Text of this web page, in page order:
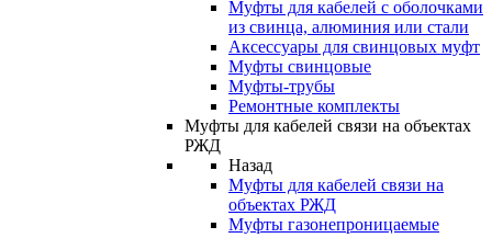
Муфты для кабелей с оболочками
из свинца, алюминия или стали
Аксессуары для свинцовых муфт
Муфты свинцовые
Муфты-трубы
Ремонтные комплекты
Муфты для кабелей связи на объектах
РЖД
Назад
Муфты для кабелей связи на
объектах РЖД
Муфты газонепроницаемые